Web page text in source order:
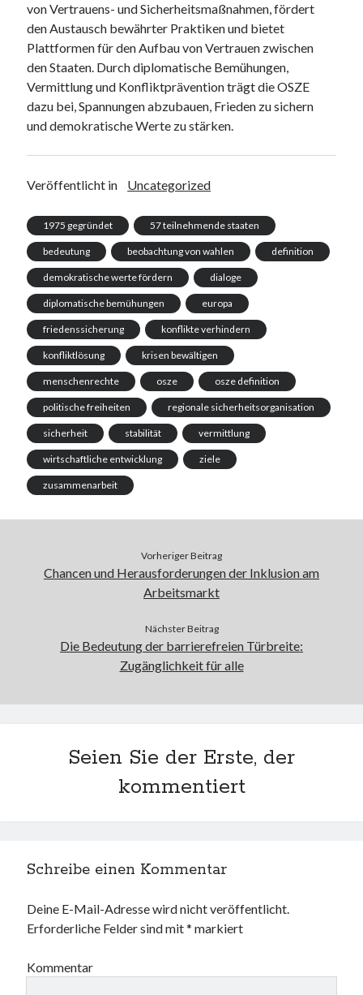
von Vertrauens- und Sicherheitsmaßnahmen, fördert
den Austausch bewährter Praktiken und bietet
Plattformen für den Aufbau von Vertrauen zwischen
den Staaten. Durch diplomatische Bemühungen,
Vermittlung und Konfliktprävention trägt die OSZE
dazu bei, Spannungen abzubauen, Frieden zu sichern
und demokratische Werte zu stärken.
Veröffentlicht in Uncategorized
1975 gegründet 57 teilnehmende staaten
bedeutung beobachtung von wahlen definition
demokratische werte fördern dialoge
diplomatische bemühungen europa
friedenssicherung konflikte verhindern
konfliktlösung krisen bewältigen
menschenrechte osze osze definition
politische freiheiten regionale sicherheitsorganisation
sicherheit stabilität vermittlung
wirtschaftliche entwicklung ziele
zusammenarbeit
Vorheriger Beitrag
Chancen und Herausforderungen der Inklusion am
Arbeitsmarkt
Nächster Beitrag
Die Bedeutung der barrierefreien Türbreite:
Zugänglichkeit für alle
Seien Sie der Erste, der
kommentiert
Schreibe einen Kommentar
Deine E-Mail-Adresse wird nicht veröffentlicht.
Erforderliche Felder sind mit* markiert
Kommentar